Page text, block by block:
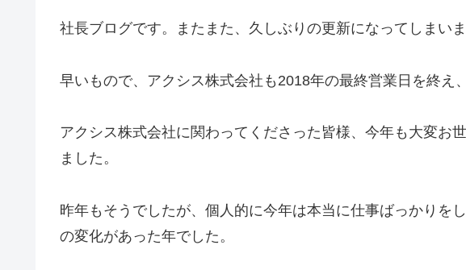
社長ブログです。またまた、久しぶりの更新になってしまいま
早いもので、アクシス株式会社も2018年の最終営業日を終え
アクシス株式会社に関わってくださった皆様、今年も大変お
ました。
昨年もそうでしたが、個人的に今年は本当に仕事ばっかりを
の変化があった年でした。